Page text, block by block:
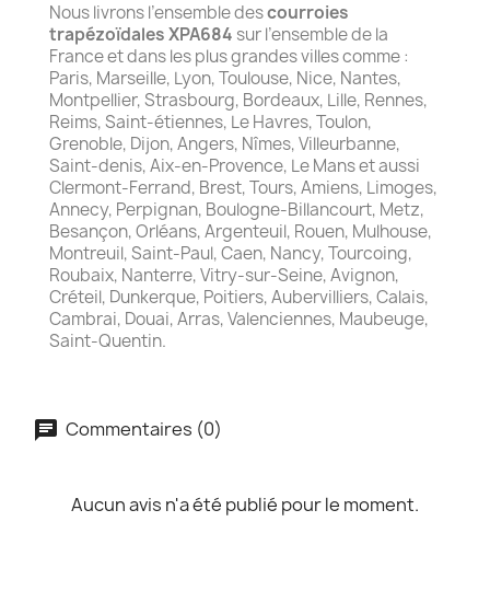
Nous livrons l’ensemble descourroies
trapézoïdales XPA684 sur l’ensemble de la
France et dans les plus grandes villes comme :
Paris, Marseille, Lyon, Toulouse, Nice, Nantes,
Montpellier, Strasbourg, Bordeaux, Lille, Rennes,
Reims, Saint-étiennes, Le Havres, Toulon,
Grenoble, Dijon, Angers, Nîmes, Villeurbanne,
Saint-denis, Aix-en-Provence, Le Mans et aussi
Clermont-Ferrand, Brest, Tours, Amiens, Limoges,
Annecy, Perpignan, Boulogne-Billancourt, Metz,
Besançon, Orléans, Argenteuil, Rouen, Mulhouse,
Montreuil, Saint-Paul, Caen, Nancy, Tourcoing,
Roubaix, Nanterre, Vitry-sur-Seine, Avignon,
Créteil, Dunkerque, Poitiers, Aubervilliers, Calais,
Cambrai, Douai, Arras, Valenciennes, Maubeuge,
Saint-Quentin.
Commentaires (0)
Aucun avis n'a été publié pour le moment.